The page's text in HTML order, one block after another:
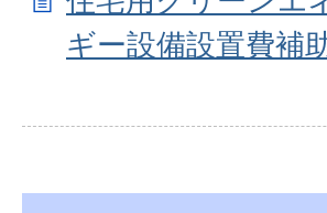
ギー設備設置費補